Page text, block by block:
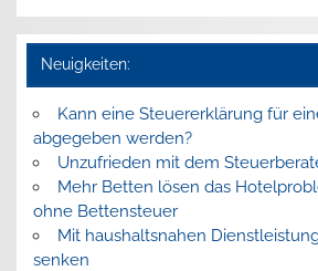
Neuigkeiten:
Kann eine Steuererklärung für
abgegeben werden?
Unzufrieden mit dem
Mehr Betten lösen das
ohne Bettensteuer
Mit haushaltsnahen
senken